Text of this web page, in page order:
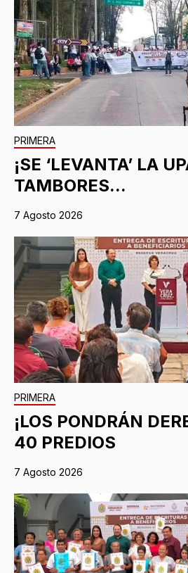
PRIMERA
¡SE ‘LEVANTA’ LA
TAMBORES...
7 Agosto 2026
PRIMERA
¡LOS PONDRÁN
40 PREDIOS
7 Agosto 2026